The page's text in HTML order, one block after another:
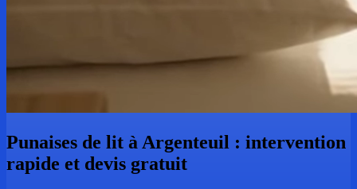
Punaises de lit à Argenteuil : intervention
rapide et devis gratuit